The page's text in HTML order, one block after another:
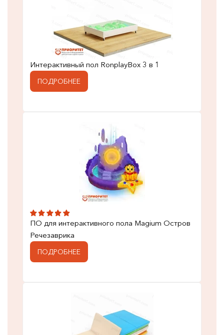
Интерактивный пол RonplayBox 3 в 1
ПОДРОБНЕЕ
ПО для интерактивного пола Magium Остров
Речезаврика
ПОДРОБНЕЕ